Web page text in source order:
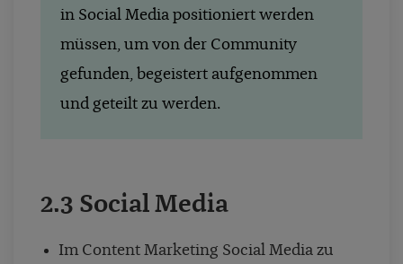
in Social Media positioniert werden
müssen, um von der Community
gefunden, begeistert aufgenommen
und geteilt zu werden.
2.3 Social Media
Im Content Marketing Social Media zu